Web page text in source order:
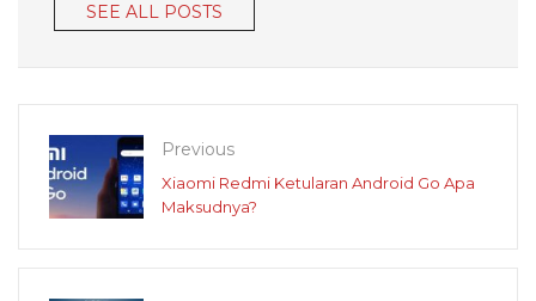
SEE ALL POSTS
Previous
Xiaomi Redmi Ketularan Android Go Apa
Maksudnya?